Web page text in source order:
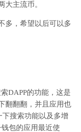
大主流币。
多，希望以后可以多
DAPP的功能，这是
翻翻翻，并且应用也
下搜索功能以及多增
包的应用最近使